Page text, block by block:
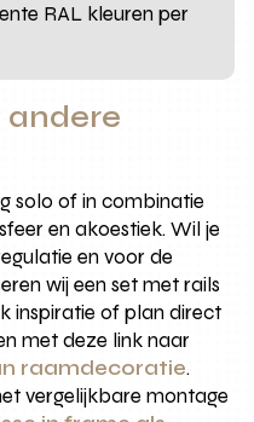
RAL kleuren per
solo of in combinatie
en akoestiek. Wil je
en voor de
wij een set met rails
inspiratie of plan direct
met deze link naar
raamdecoratie.
vergelijkbare montage